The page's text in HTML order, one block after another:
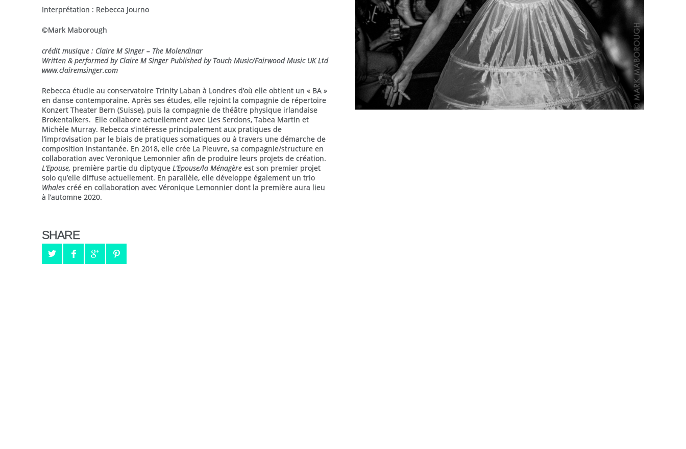
Interprétation : Rebecca Journo
©Mark Maborough
crédit musique : Claire M Singer – The Molendinar
Written & performed by Claire M Singer Published by Touch Music/Fairwood Music UK Ltd
www.clairemsinger.com
Rebecca étudie au conservatoire Trinity Laban à Londres d’où elle obtient un « BA »
en danse contemporaine. Après ses études, elle rejoint la compagnie de répertoire
Konzert Theater Bern (Suisse), puis la compagnie de théâtre physique irlandaise
Brokentalkers. Elle collabore actuellement avec Lies Serdons, Tabea Martin et
Michèle Murray. Rebecca s’intéresse principalement aux pratiques de
l’improvisation par le biais de pratiques somatiques ou à travers une démarche de
composition instantanée. En 2018, elle crée La Pieuvre, sa compagnie/structure en
collaboration avec Veronique Lemonnier afin de produire leurs projets de création.
L’Epouse, première partie du diptyque L’Epouse/la Ménagère est son premier projet
solo qu’elle diffuse actuellement. En parallèle, elle développe également un trio
Whales créé en collaboration avec Véronique Lemonnier dont la première aura lieu
à l’automne 2020.
SHARE